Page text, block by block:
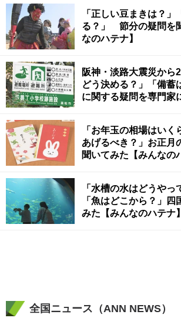
「正しい豆まきは？」
る？」 節分の疑問を
なのハテナ】
阪神・淡路大震災から
どう決める？」「備
に関する疑問を専門家
「お年玉の相場はい
あげるべき？」お正月
聞いてみた【みんなの
「水槽の水はどうやっ
「魚はどこから？」四
みた【みんなのハテナ】
全国ニュース（ANN NEWS）